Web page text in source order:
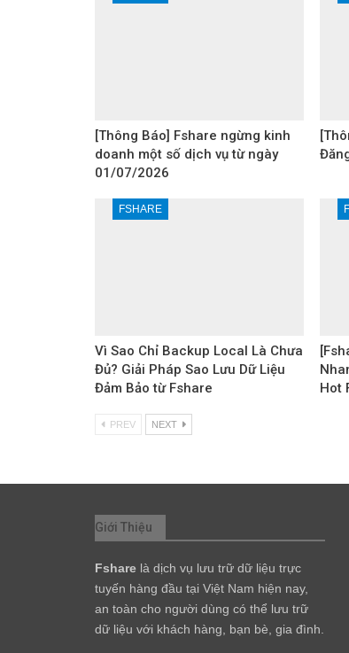
[Thông Báo] Fshare ngừng kinh
doanh một số dịch vụ từ ngày
01/07/2026
FSHARE
Vì Sao Chỉ Backup Local Là Chưa
Đủ? Giải Pháp Sao Lưu Dữ Liệu
Đảm Bảo từ Fshare
Hot
PREV NEXT
Giới Thiệu
Fshare là dịch vụ lưu trữ dữ liệu trực
tuyến hàng đầu tại Việt Nam hiện nay,
an toàn cho người dùng có thể lưu trữ
dữ liệu với khách hàng, bạn bè, gia đình.